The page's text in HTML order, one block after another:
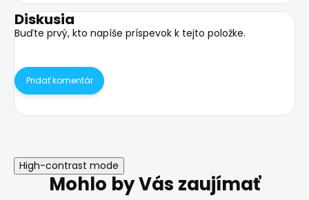
Diskusia
Buďte prvý, kto napíše príspevok k tejto položke.
Pridať komentár
High-contrast mode
Mohlo by Vás zaujímať